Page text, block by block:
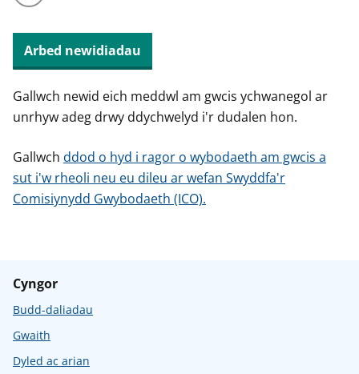
Arbed newidiadau
Gallwch newid eich meddwl am gwcis ychwanegol ar
unrhyw adeg drwy ddychwelyd i'r dudalen hon.
Gallwch ddod o hyd i ragor o wybodaeth am gwcis a
sut i'w rheoli neu eu dileu ar wefan Swyddfa'r
Comisiynydd Gwybodaeth (ICO).
Cyngor
Budd-daliadau
Gwaith
Dyled ac arian